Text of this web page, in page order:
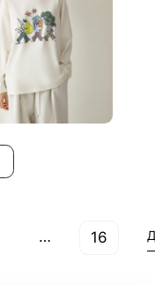
… 16